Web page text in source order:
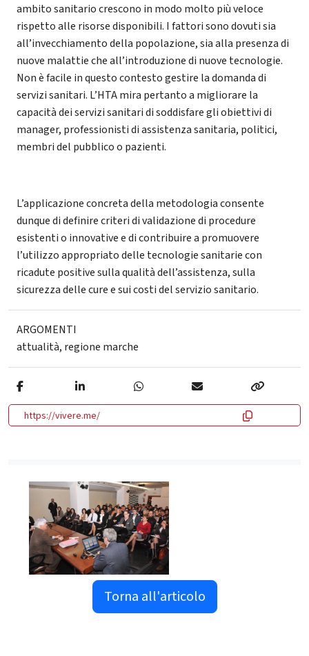
ambito sanitario crescono in modo molto più veloce
rispetto alle risorse disponibili. I fattori sono dovuti sia
all’invecchiamento della popolazione, sia alla presenza di
nuove malattie che all’introduzione di nuove tecnologie.
Non è facile in questo contesto gestire la domanda di
servizi sanitari. L’HTA mira pertanto a migliorare la
capacità dei servizi sanitari di soddisfare gli obiettivi di
manager, professionisti di assistenza sanitaria, politici,
membri del pubblico o pazienti.
L’applicazione concreta della metodologia consente
dunque di definire criteri di validazione di procedure
esistenti o innovative e di contribuire a promuovere
l’utilizzo appropriato delle tecnologie sanitarie con
ricadute positive sulla qualità dell’assistenza, sulla
sicurezza delle cure e sui costi del servizio sanitario.
ARGOMENTI
attualità, regione marche
https://vivere.me/
Torna all'articolo